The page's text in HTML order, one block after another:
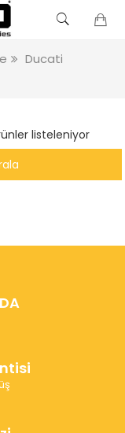
Ducati
listeleniyor